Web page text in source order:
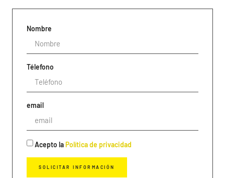
Nombre
Télefono
email
Acepto la Política de privacidad
SOLICITAR INFORMACIÓN